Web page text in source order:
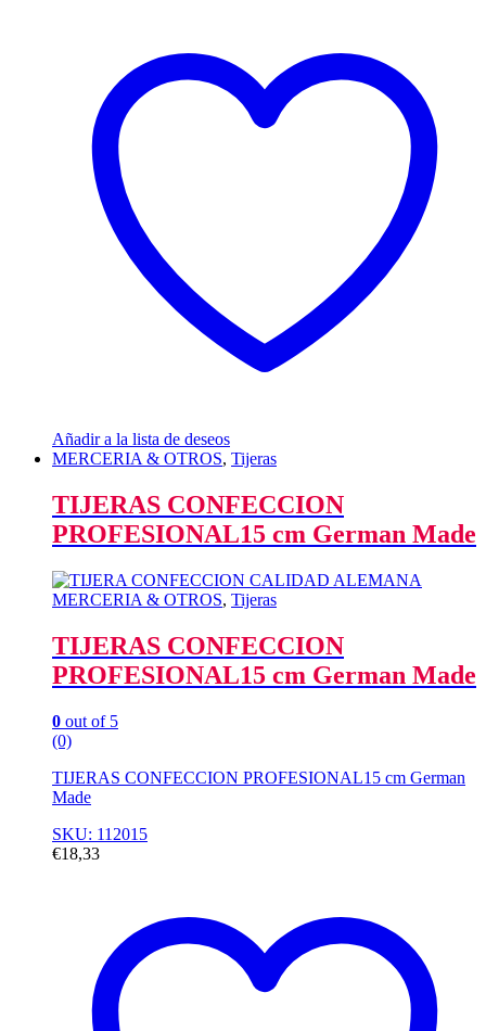
Añadir a la lista de deseos
MERCERIA & OTROS, Tijeras
TIJERAS CONFECCION
PROFESIONAL15 cm German Made
MERCERIA & OTROS, Tijeras
TIJERAS CONFECCION
PROFESIONAL15 cm German Made
0 out of 5
(0)
TIJERAS CONFECCION PROFESIONAL15 cm German
Made
SKU: 112015
€18,33